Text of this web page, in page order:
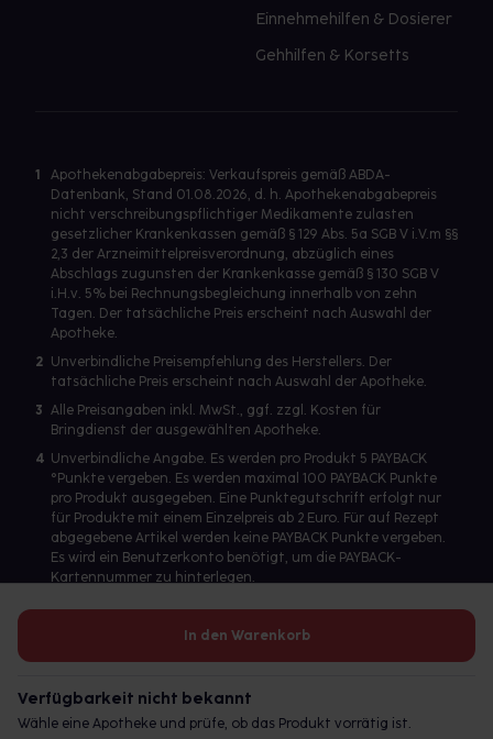
In den Warenkorb
Verfügbarkeit nicht bekannt
Wähle eine Apotheke und prüfe, ob das Produkt vorrätig ist.
Einnehmehilfen & Dosierer
Gehhilfen & Korsetts
1
Apothekenabgabepreis: Verkaufspreis gemäß ABDA-
Datenbank, Stand 01.08.2026, d. h. Apothekenabgabepreis
nicht verschreibungspflichtiger Medikamente zulasten
gesetzlicher Krankenkassen gemäß § 129 Abs. 5a SGB V i.V.m §§
2,3 der Arzneimittelpreisverordnung, abzüglich eines
Abschlags zugunsten der Krankenkasse gemäß § 130 SGB V
i.H.v. 5% bei Rechnungsbegleichung innerhalb von zehn
Tagen. Der tatsächliche Preis erscheint nach Auswahl der
Apotheke.
2 Unverbindliche Preisempfehlung des Herstellers. Der
tatsächliche Preis erscheint nach Auswahl der Apotheke.
3 Alle Preisangaben inkl. MwSt., ggf. zzgl. Kosten für
Bringdienst der ausgewählten Apotheke.
4 Unverbindliche Angabe. Es werden pro Produkt 5 PAYBACK
°Punkte vergeben. Es werden maximal 100 PAYBACK Punkte
pro Produkt ausgegeben. Eine Punktegutschrift erfolgt nur
für Produkte mit einem Einzelpreis ab 2 Euro. Für auf Rezept
abgegebene Artikel werden keine PAYBACK Punkte vergeben.
Es wird ein Benutzerkonto benötigt, um die PAYBACK-
Kartennummer zu hinterlegen.
Betreiber des Portals und verantwortlich: gesund.de GmbH &
© 2026 gesund.de GmbH & Co. KG